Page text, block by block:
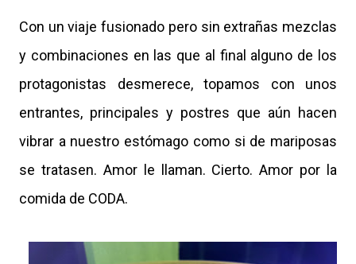
Con un viaje fusionado pero sin extrañas mezclas
y combinaciones en las que al final alguno de los
protagonistas desmerece, topamos con unos
entrantes, principales y postres que aún hacen
vibrar a nuestro estómago como si de mariposas
se tratasen. Amor le llaman. Cierto. Amor por la
comida de CODA.